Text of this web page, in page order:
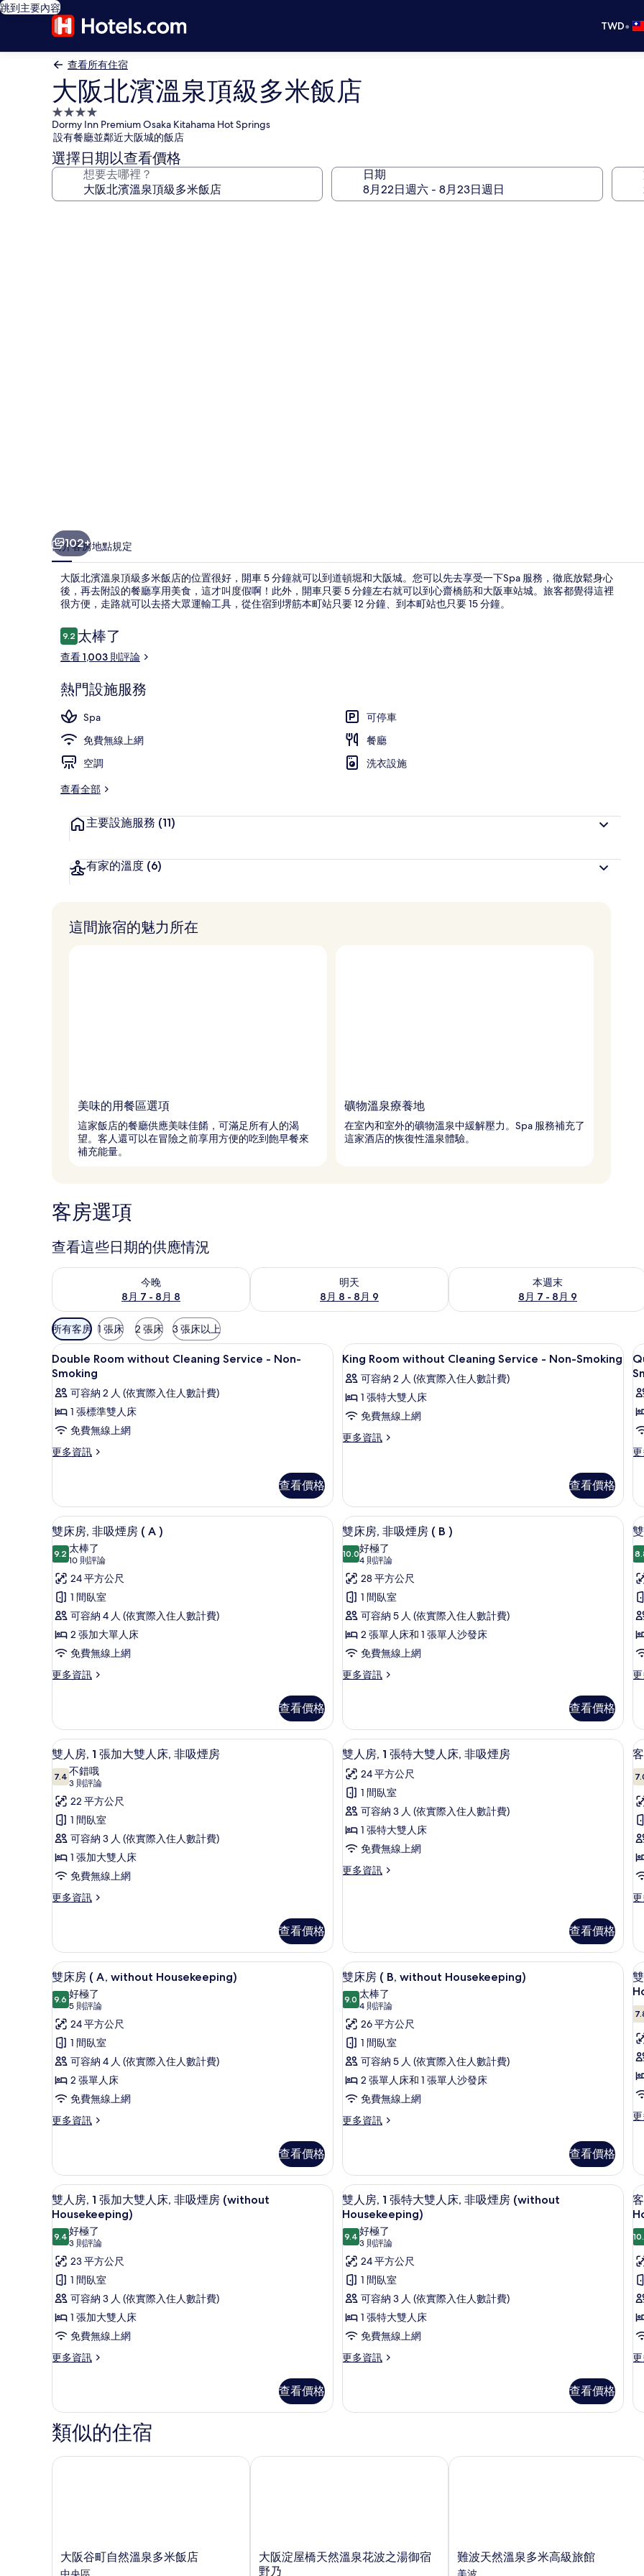
跳到主要內容
TWD•
查看所有住宿
大阪北濱溫泉頂級多米飯店
4.0
星
級
住
宿
Dormy Inn Premium Osaka Kitahama Hot Springs
設有餐廳並鄰近大阪城的飯店
選擇日期以查看價格
想要去哪裡？ 日期
片
集
102+
簡介客房地點規定
大阪北濱溫泉頂級多米飯店的位置很好，開車 5 分鐘就可以到道頓堀和大阪城。您可以先去享受一下Spa 服務，徹底放鬆身心
後，再去附設的餐廳享用美食，這才叫度假啊！此外，開車只要 5 分鐘左右就可以到心齋橋筋和大阪車站城。旅客都覺得這裡
很方便，走路就可以去搭大眾運輸工具，從住宿到堺筋本町站只要 12 分鐘、到本町站也只要 15 分鐘。
評
論
9.29.2 分，滿分 10 分，
太棒了
查看 1,003 則評論
熱門設施服務
Spa
可停車
免費無線上網
餐廳
空調
洗衣設施
查看全部
主要設施服務 (11)
有家的溫度 (6)
這間旅宿的魅力所在
美味的用餐區選項
這家飯店的餐廳供應美味佳餚，可滿足所有人的渴
望。客人還可以在冒險之前享用方便的吃到飽早餐來
補充能量。
礦物溫泉療養地
在室內和室外的礦物溫泉中緩解壓力。Spa 服務補充了
這家酒店的恢復性溫泉體驗。
客房選項
查看這些日期的供應情況
今晚
8月 7 - 8月 8
查看今晚 (8月 7 - 8月 8) 的供應情況
明天
8月 8 - 8月 9
查看明天 (8月 8 - 8月 9) 的供應情況
本週末
8月 7 - 8月 9
查看本週末 (8月 7 - 8月 9) 的供應情況
可
用
的
客
房
選
條
件
所有客房 1 張床 2 張床 3 張床以上
顯
示
Double
Room
without
Cleaning
Service
Smoking
的
所
有
相
片
高級寢具、客房內保險箱、遮光布/窗簾、隔音
13
Double Room without Cleaning Service - Non-
Smoking
可容納 2 人 (依實際入住人數計費)
1 張標準雙人床
免費無線上網
更多資訊
更
without
Cleaning
Service
Non-
Smoking
的
詳
情
查看價格
顯
示
King
Room
without
Cleaning
Smoking
的
所
有
相
片
高級寢具、客房內保險箱、遮光布/窗簾
9
King Room without Cleaning Service - Non-Smoking
可容納 2 人 (依實際入住人數計費)
1 張特大雙人床
免費無線上網
更多資訊
更
Cleaning
Service
-
Non-
Smoking
的
詳
情
查看價格
顯
更
的
詳
情
顯
示
雙
床
房,
非
吸
煙
房
)
的
所
有
相
片
高級寢具、客房內保險箱、遮光布/窗簾、隔音
12
雙床房, 非吸煙房 ( A )
9.29.2 分，滿分 10 分
太棒了
10 則評論
(10
則
評
論)
24 平方公尺
1 間臥室
可容納 4 人 (依實際入住人數計費)
2 張加大單人床
免費無線上網
更多資訊
更
房,
非
吸
房
A
的
詳
情
查看價格
顯
示
雙
床
房,
非
吸
煙
房
)
的
所
有
相
片
高級寢具、客房內保險箱、遮光布/窗簾
13
雙床房, 非吸煙房 ( B )
10.010.0 分，滿分 10 分
好極了
4 則評論
(4
則
評
論)
28 平方公尺
1 間臥室
可容納 5 人 (依實際入住人數計費)
2 張單人床和 1 張單人沙發床
免費無線上網
更多資訊
更
房,
非
吸
房
B
的
詳
情
查看價格
顯
1
非
更
房,
張
準
人
床,
非
吸
煙
的
詳
情
顯
示
雙
人
房,
1
張
加
大
床,
非
吸
煙
房
的
所
有
相
片
高級寢具、客房內保險箱、遮光布/窗簾、隔音
12
雙人房, 1 張加大雙人床, 非吸煙房
7.47.4 分，滿分 10 分
不錯哦
3 則評論
(3
則
評
論)
22 平方公尺
1 間臥室
可容納 3 人 (依實際入住人數計費)
1 張加大雙人床
免費無線上網
更多資訊
更
房,
張
大
人
床,
非
吸
煙
的
詳
情
查看價格
顯
示
雙
人
房,
1
張
特
床,
非
吸
煙
房
的
所
有
相
片
高級寢具、客房內保險箱、遮光布/窗簾
11
雙人房, 1 張特大雙人床, 非吸煙房
24 平方公尺
1 間臥室
可容納 3 人 (依實際入住人數計費)
1 張特大雙人床
免費無線上網
更多資訊
更
張
特
大
雙
人
床,
非
吸
煙
房
的
情
查看價格
顯
的
更
非
吸
煙
房
of
的
詳
情
顯
示
雙
床
房
(
A,
without
Housekeeping)
的
有
相
片
高級寢具、客房內保險箱、遮光布/窗簾、隔音
12
雙床房 ( A, without Housekeeping)
9.69.6 分，滿分 10 分
好極了
5 則評論
(5
則
評
論)
24 平方公尺
1 間臥室
可容納 4 人 (依實際入住人數計費)
2 張單人床
免費無線上網
更多資訊
更
房
A,
without
Housekeeping)
的
詳
情
查看價格
顯
示
雙
床
房
(
B,
without
Housekeeping)
的
有
相
片
高級寢具、客房內保險箱、遮光布/窗簾
13
雙床房 ( B, without Housekeeping)
9.09.0 分，滿分 10 分
太棒了
4 則評論
(4
則
評
論)
26 平方公尺
1 間臥室
可容納 5 人 (依實際入住人數計費)
2 張單人床和 1 張單人沙發床
免費無線上網
更多資訊
更
房
B,
without
Housekeeping)
的
詳
情
查看價格
顯
1
非
更
房,
張
標
準
雙
人
床,
非
吸
煙
詳
顯
示
雙
人
房,
張
加
大
雙
非
吸
煙
房
有
高級寢具、客房內保險箱、遮光布/窗簾、隔音
12
雙人房, 1 張加大雙人床, 非吸煙房 (without
Housekeeping)
9.49.4 分，滿分 10 分
好極了
3 則評論
(3
則
評
論)
23 平方公尺
1 間臥室
可容納 3 人 (依實際入住人數計費)
1 張加大雙人床
免費無線上網
更多資訊
更
房,
1
張
加
大
(without
查看價格
顯
示
雙
人
房,
張
特
大
雙
非
煙
有
高級寢具、客房內保險箱、遮光布/窗簾
12
雙人房, 1 張特大雙人床, 非吸煙房 (without
Housekeeping)
9.49.4 分，滿分 10 分
好極了
3 則評論
(3
則
評
論)
24 平方公尺
1 間臥室
可容納 3 人 (依實際入住人數計費)
1 張特大雙人床
免費無線上網
更多資訊
更
房,
大
房
(without
查看價格
顯
更
非
類似的住宿
大
阪
大阪谷町自然溫泉多米飯店
大阪谷町自然溫泉多米飯店
大
阪
大阪淀屋橋天然溫泉花波之湯御宿
野乃
大阪淀屋橋天然溫泉花波之湯御宿野乃
難
波
難波天然溫泉多米高級旅館
難波天然溫泉多米高級旅館